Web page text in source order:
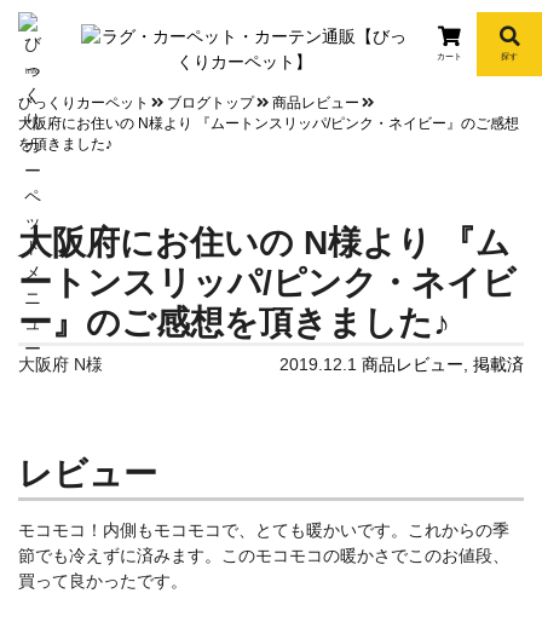
info
カート 探す
びっくりカーペット ブログトップ
商品レビュー
大阪府にお住いの N様より 『ムートンスリッパ/ピンク・ネイビー』のご感想
を頂きました♪
大阪府にお住いの N様より 『ム
ートンスリッパ/ピンク・ネイビ
ー』のご感想を頂きました♪
大阪府 N様 2019.12.1 商品レビュー 掲載済
レビュー
モコモコ！内側もモコモコで、とても暖かいです。これからの季
節でも冷えずに済みます。このモコモコの暖かさでこのお値段、
買って良かったです。